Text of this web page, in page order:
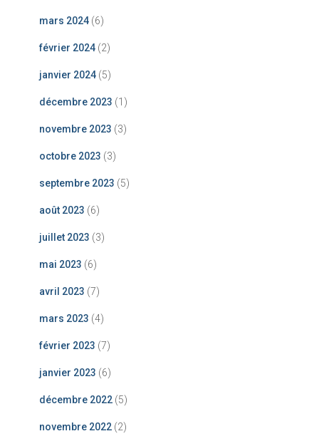
mars 2024 (6)
février 2024 (2)
janvier 2024 (5)
décembre 2023 (1)
novembre 2023 (3)
octobre 2023 (3)
septembre 2023 (5)
août 2023 (6)
juillet 2023 (3)
mai 2023 (6)
avril 2023 (7)
mars 2023 (4)
février 2023 (7)
janvier 2023 (6)
décembre 2022 (5)
novembre 2022 (2)